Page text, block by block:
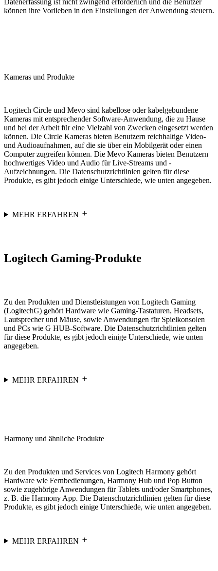
Datenerfassung ist nicht zwingend erforderlich und die Benutzer
können ihre Vorlieben in den Einstellungen der Anwendung steuern.
Kameras und Produkte
Logitech Circle und Mevo sind kabellose oder kabelgebundene
Kameras mit entsprechender Software-Anwendung, die zu Hause
und bei der Arbeit für eine Vielzahl von Zwecken eingesetzt werden
können. Die Circle Kameras bieten Benutzern reichhaltige Video-
und Audioaufnahmen, auf die sie über ein Mobilgerät oder einen
Computer zugreifen können. Die Mevo Kameras bieten Benutzern
hochwertiges Video und Audio für Live-Streams und -
Aufzeichnungen. Die Datenschutzrichtlinien gelten für diese
Produkte, es gibt jedoch einige Unterschiede, wie unten angegeben.
MEHR ERFAHREN
Logitech Gaming-Produkte
Zu den Produkten und Dienstleistungen von Logitech Gaming
(LogitechG) gehört Hardware wie Gaming-Tastaturen, Headsets,
Lautsprecher und Mäuse, sowie Anwendungen für Spielkonsolen
und PCs wie G HUB-Software. Die Datenschutzrichtlinien gelten
für diese Produkte, es gibt jedoch einige Unterschiede, wie unten
angegeben.
MEHR ERFAHREN
Harmony und ähnliche Produkte
Zu den Produkten und Services von Logitech Harmony gehört
Hardware wie Fernbedienungen, Harmony Hub und Pop Button
sowie zugehörige Anwendungen für Tablets und/oder Smartphones,
z. B. die Harmony App. Die Datenschutzrichtlinien gelten für diese
Produkte, es gibt jedoch einige Unterschiede, wie unten angegeben.
MEHR ERFAHREN